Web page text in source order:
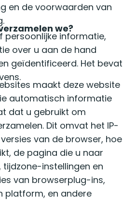
en de voorwaarden van
we?
persoonlijke informatie,
over u aan de hand
geïdentificeerd. Het bevat
maakt deze website
automatisch informatie
dat u gebruikt om
Dit omvat het IP-
van de browser, hoe
de pagina die u naar
instellingen en
van browserplug-ins,
platform, en andere